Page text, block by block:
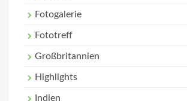
Fotogalerie
Fototreff
Großbritannien
Highlights
Indien